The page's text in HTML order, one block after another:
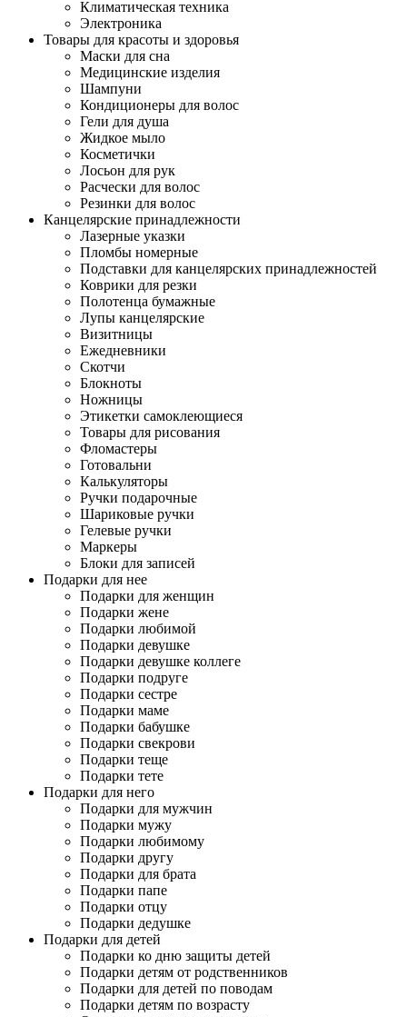
Климатическая техника
Электроника
Товары для красоты и здоровья
Маски для сна
Медицинские изделия
Шампуни
Кондиционеры для волос
Гели для душа
Жидкое мыло
Косметички
Лосьон для рук
Расчески для волос
Резинки для волос
Канцелярские принадлежности
Лазерные указки
Пломбы номерные
Подставки для канцелярских принадлежностей
Коврики для резки
Полотенца бумажные
Лупы канцелярские
Визитницы
Ежедневники
Скотчи
Блокноты
Ножницы
Этикетки самоклеющиеся
Товары для рисования
Фломастеры
Готовальни
Калькуляторы
Ручки подарочные
Шариковые ручки
Гелевые ручки
Маркеры
Блоки для записей
Подарки для нее
Подарки для женщин
Подарки жене
Подарки любимой
Подарки девушке
Подарки девушке коллеге
Подарки подруге
Подарки сестре
Подарки маме
Подарки бабушке
Подарки свекрови
Подарки теще
Подарки тете
Подарки для него
Подарки для мужчин
Подарки мужу
Подарки любимому
Подарки другу
Подарки для брата
Подарки папе
Подарки отцу
Подарки дедушке
Подарки для детей
Подарки ко дню защиты детей
Подарки детям от родственников
Подарки для детей по поводам
Подарки детям по возрасту